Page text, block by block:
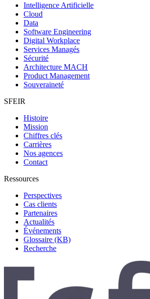
Intelligence Artificielle
Cloud
Data
Software Engineering
Digital Workplace
Services Managés
Sécurité
Architecture MACH
Product Management
Souveraineté
SFEIR
Histoire
Mission
Chiffres clés
Carrières
Nos agences
Contact
Ressources
Perspectives
Cas clients
Partenaires
Actualités
Événements
Glossaire (KB)
Recherche